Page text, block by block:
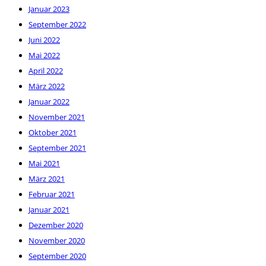
Januar 2023
September 2022
Juni 2022
Mai 2022
April 2022
März 2022
Januar 2022
November 2021
Oktober 2021
September 2021
Mai 2021
März 2021
Februar 2021
Januar 2021
Dezember 2020
November 2020
September 2020